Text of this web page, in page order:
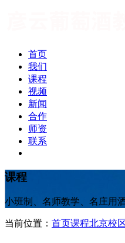
首页
我们
课程
视频
新闻
合作
师资
联系
课程
小班制、名师教学、名庄用
当前位置： 首页课程北京校